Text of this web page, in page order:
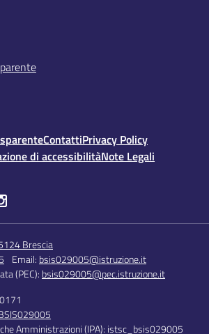
ContattiPrivacy Policy
di accessibilitàNote Legali
Brescia
Email: bsis029005@istruzione.it
(PEC): bsis029005@pec.istruzione.it
Amministrazioni (IPA): istsc_bsis029005